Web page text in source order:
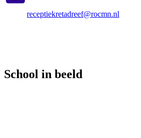
receptiekretadreef@rocmn.nl
School in beeld